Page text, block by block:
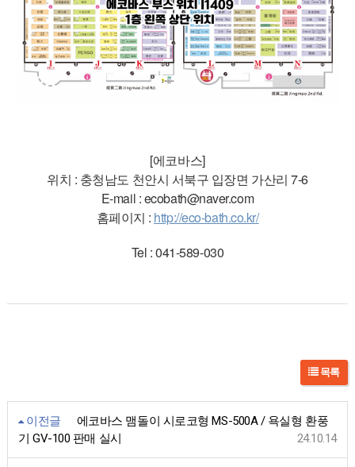
[에코바스]
위치 : 충청남도 천안시 서북구 입장면 가산리 7-6
E-mail : ecobath@naver.com
홈페이지 : http://eco-bath.co.kr/
Tel : 041-589-030
목록
이전글
에코바스 맴돌이 시로코형 MS-500A / 욕실형 환풍
기 GV-100 판매 실시
24.10.14